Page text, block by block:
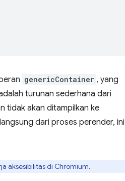
genericContainer , yang
turunan sederhana dari
tidak akan ditampilkan ke
dari proses perender, ini
aksesibilitas di Chromium.